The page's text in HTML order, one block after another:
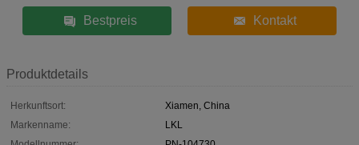
Bestpreis Kontakt
Produktdetails
Herkunftsort:
Xiamen, China
Markenname:
LKL